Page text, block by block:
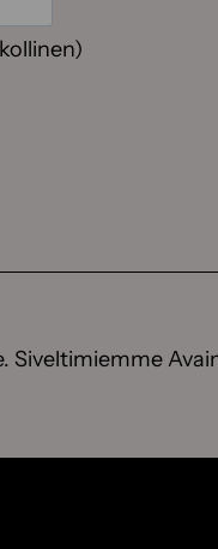
Siveltimiemme